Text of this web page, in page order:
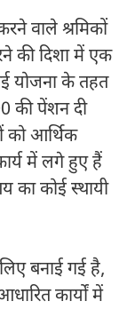
वाले श्रमिकों
की दिशा में एक
योजना के तहत
की पेंशन दी
को आर्थिक
में लगे हुए हैं
का कोई स्थायी
बनाई गई है,
कार्यों में